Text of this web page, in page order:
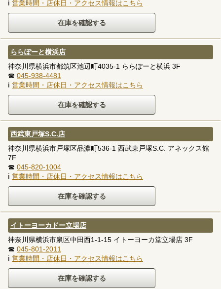
ℹ 営業時間・店休日・アクセス情報はこちら
ららぽーと横浜店
神奈川県横浜市都筑区池辺町4035-1 ららぽーと横浜 3F
☎ 045-938-4481
ℹ 営業時間・店休日・アクセス情報はこちら
西武東戸塚S.C.店
神奈川県横浜市戸塚区品濃町536-1 西武東戸塚S.C. アネックス館
7F
☎ 045-820-1004
ℹ 営業時間・店休日・アクセス情報はこちら
イトーヨーカドー立場店
神奈川県横浜市泉区中田西1-1-15 イトーヨーカ堂立場店 3F
☎ 045-801-2011
ℹ 営業時間・店休日・アクセス情報はこちら